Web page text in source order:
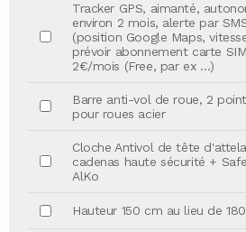
Tracker GPS, aimanté,
environ 2 mois, alerte par
(position Google Maps,
prévoir abonnement carte SIM
2€/mois (Free, par ex …)
Barre anti-vol de roue, 2
pour roues acier
Cloche Antivol de tête
cadenas haute sécurité +
AlKo
Hauteur 150 cm au lieu de